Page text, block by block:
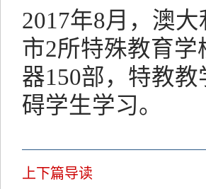
2017年8月，澳
市2所特殊教育
器150部，特教
碍学生学习。
上下篇导读